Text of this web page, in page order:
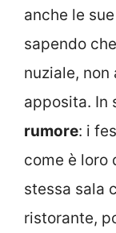
anche le
sapendo
nuziale,
apposita. In
rumore: i
come è loro
stessa sala
ristorante,